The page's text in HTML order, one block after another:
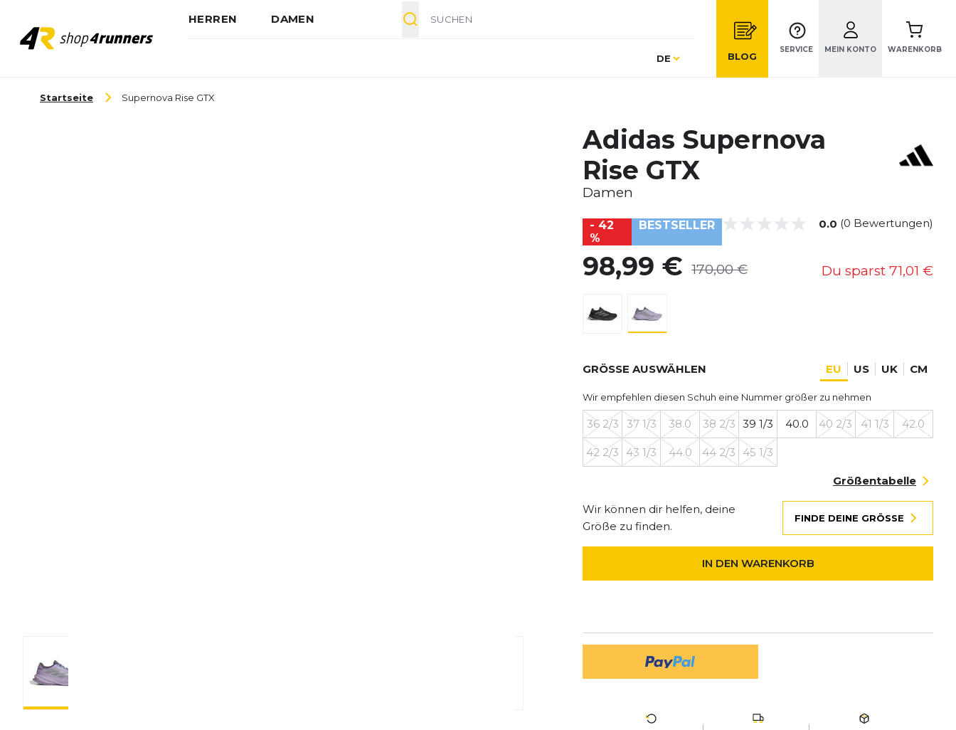
HERREN DAMEN
Sprache
DE BLOG
SERVICE MEIN KONTO WARENKORB
Startseite Supernova Rise GTX
Adidas Supernova
Rise GTX
Damen
- 42
%
BESTSELLER 0.0 (0 Bewertungen)
98,99 € 170,00 € Du sparst 71,01 €
GRÖSSE AUSWÄHLEN EU US UK CM
Wir empfehlen diesen Schuh eine Nummer größer zu nehmen
36 2/3 37 1/3 38.0 38 2/3 39 1/3 40.0 40 2/3 41 1/3 42.0
42 2/3 43 1/3 44.0 44 2/3 45 1/3
Größentabelle
Wir können dir helfen, deine
Größe zu finden.
FINDE DEINE GRÖSSE
IN DEN WARENKORB